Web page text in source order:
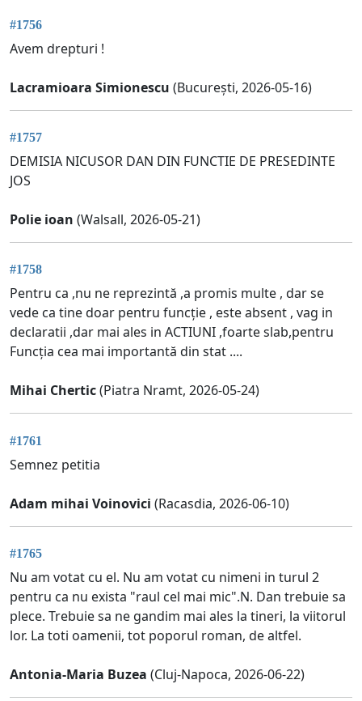
#1756
Avem drepturi !
Lacramioara Simionescu (București, 2026-05-16)
#1757
DEMISIA NICUSOR DAN DIN FUNCTIE DE PRESEDINTE
JOS
Polie ioan (Walsall, 2026-05-21)
#1758
Pentru ca ,nu ne reprezintă ,a promis multe , dar se
vede ca tine doar pentru funcție , este absent , vag in
declaratii ,dar mai ales in ACTIUNI ,foarte slab,pentru
Funcția cea mai importantă din stat ....
Mihai Chertic(Piatra Nramt, 2026-05-24)
#1761
Semnez petitia
Adam mihai Voinovici (Racasdia, 2026-06-10)
#1765
Nu am votat cu el. Nu am votat cu nimeni in turul 2
pentru ca nu exista "raul cel mai mic".N. Dan trebuie sa
plece. Trebuie sa ne gandim mai ales la tineri, la viitorul
lor. La toti oamenii, tot poporul roman, de altfel.
Antonia-Maria Buzea (Cluj-Napoca, 2026-06-22)